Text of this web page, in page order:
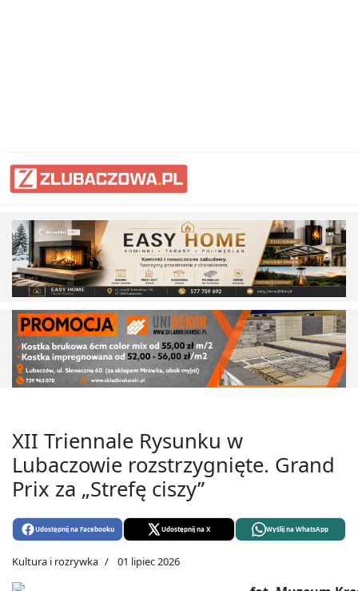
XII Triennale Rysunku w
Lubaczowie rozstrzygnięte. Grand
Prix za „Strefę ciszy”
Udostępnij na Facebooku Udostępnij na X Wyślij na WhatsApp
Kultura i rozrywka 01 lipiec 2026